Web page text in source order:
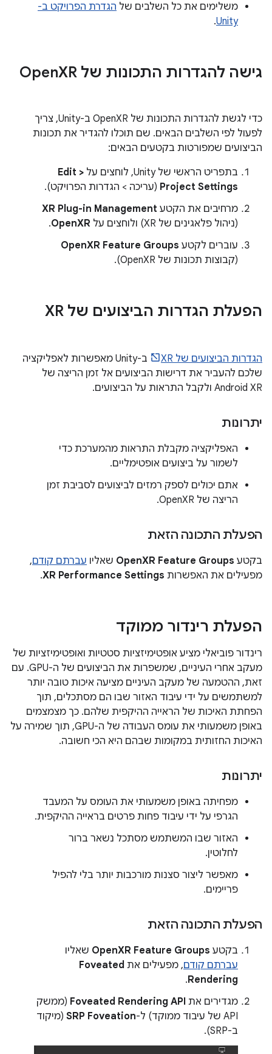
משלימים את כל השלבים של הגדרת הפרויקט ב-
Unity
.
גישה להגדרות התכונות של Open XR
כדי לגשת להגדרות התכונות של OpenXR ב-Unity, צריך
לפעול לפי השלבים הבאים. שם תוכלו להגדיר את תכונות
הביצועים שמפורטות בקטעים הבאים:
בתפריט הראשי של Unity, לוחצים על
Edit >
Project Settings (עריכה > הגדרות הפרויקט).
מרחיבים את הקטע XR Plug-in Management
(ניהול פלאגינים של XR) ולוחצים על
OpenXR
.
עוברים לקטע OpenXR Feature Groups
(קבוצות תכונות של OpenXR).
הפעלת הגדרות הביצועים של XR
הגדרות הביצועים של XR
ב-Unity מאפשרות לאפליקציה
שלכם להעביר את דרישות הביצועים אל זמן הריצה של
Android XR ולקבל התראות על הביצועים.
יתרונות
האפליקציה מקבלת התראות מהמערכת כדי
לשמור על ביצועים אופטימליים.
אתם יכולים לספק רמזים לביצועים לסביבת זמן
הריצה של OpenXR.
הפעלת התכונה הזאת
בקטע OpenXR Feature Groups שאליו עברתם קודם,
מפעילים את האפשרות XR Performance Settings
.
הפעלת רינדור ממוקד
רינדור פוביאלי מציע אופטימיזציות סטטיות ואופטימיזציות של
מעקב אחרי העיניים, שמשפרות את הביצועים של ה-GPU. עם
זאת, ההטמעה של מעקב העיניים מציעה איכות טובה יותר
למשתמשים על ידי עיבוד האזור שבו הם מסתכלים, תוך
הפחתת האיכות של הראייה ההיקפית שלהם. כך מצמצמים
באופן משמעותי את עומס העבודה של ה-GPU, תוך שמירה על
האיכות החזותית במקומות שבהם היא הכי חשובה.
יתרונות
מפחיתה באופן משמעותי את העומס על המעבד
הגרפי על ידי עיבוד פחות פרטים בראייה ההיקפית.
האזור שבו המשתמש מסתכל נשאר ברור
לחלוטין.
מאפשר ליצור סצנות מורכבות יותר בלי להפיל
פריימים.
הפעלת התכונה הזאת
בקטע OpenXR Feature Groups שאליו
עברתם קודם, מפעילים את Foveated
Rendering
.
מגדירים את Foveated Rendering API (ממשק
API של עיבוד ממוקד) ל-
SRP Foveation (מיקוד
ב-SRP).